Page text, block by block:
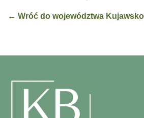
← Wróć do województwa